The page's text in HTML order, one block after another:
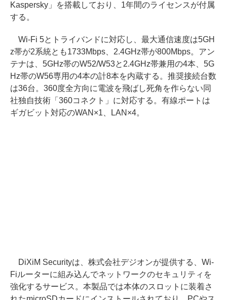
Kaspersky」を搭載しており、1年間のライセンスが付属
する。
Wi-Fi 5とトライバンドに対応し、最大通信速度は5GH
z帯が2系統とも1733Mbps、2.4GHz帯が800Mbps。アン
テナは、5GHz帯のW52/W53と2.4GHz帯兼用の4本、5G
Hz帯のW56専用の4本の計8本を内蔵する。推奨接続台数
は36台。360度全方向に電波を飛ばし死角を作らない同
社独自技術「360コネクト」に対応する。有線ポートは
ギガビット対応のWAN×1、LAN×4。
DiXiM Securityは、株式会社デジオンが提供する、Wi-
Fiルーターに組み込んでネットワークのセキュリティを
強化するサービス。本製品では本体のスロットに装着さ